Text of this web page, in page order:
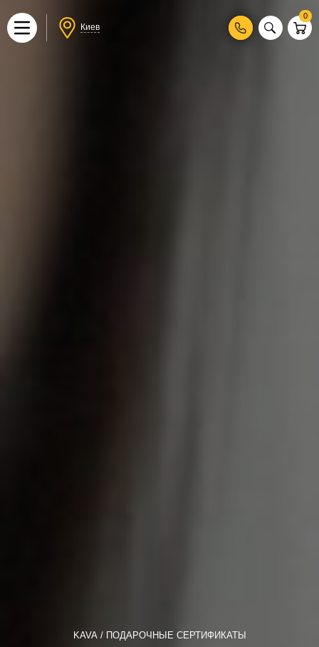
Киев
0
KAVA ПОДАРОЧНЫЕ СЕРТИФИКАТЫ